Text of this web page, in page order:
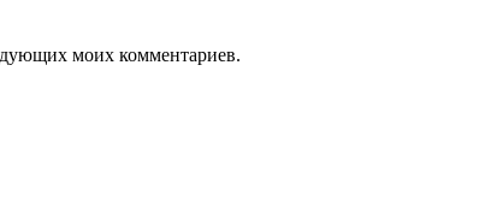
моих комментариев.